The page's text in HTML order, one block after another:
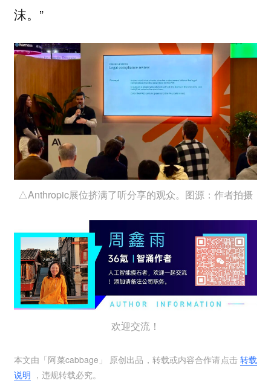
沫。”
△Anthropic展位挤满了听分享的观众。图源：作者拍摄
欢迎交流！
本文由「阿菜cabbage 」 原创出品，转载或内容合作请点击 转载
说明 ，违规转载必究。